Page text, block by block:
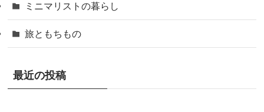
ミニマリストの暮らし
旅ともちもの
最近の投稿